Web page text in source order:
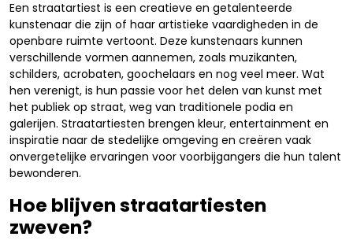
Een straatartiest is een creatieve en getalenteerde
kunstenaar die zijn of haar artistieke vaardigheden in de
openbare ruimte vertoont. Deze kunstenaars kunnen
verschillende vormen aannemen, zoals muzikanten,
schilders, acrobaten, goochelaars en nog veel meer. Wat
hen verenigt, is hun passie voor het delen van kunst met
het publiek op straat, weg van traditionele podia en
galerijen. Straatartiesten brengen kleur, entertainment en
inspiratie naar de stedelijke omgeving en creëren vaak
onvergetelijke ervaringen voor voorbijgangers die hun talent
bewonderen.
Hoe blijven straatartiesten
zweven?